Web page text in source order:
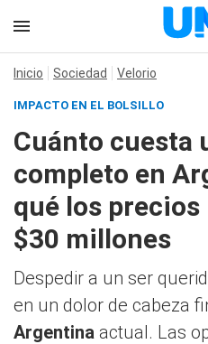
Inicio Sociedad Velorio
IMPACTO EN EL BOLSILLO
Cuánto cuesta
completo en
qué los precios
$30 millones
Despedir a un ser
en un dolor de cabeza
Argentina actual. Las